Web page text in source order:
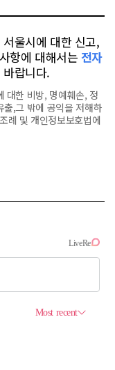
울시에 대한 신고,
항에 대해서는 전자
랍니다.
대한 비방, 명예훼손, 정
,그 밖에 공익을 저해하
례 및 개인정보보호법에